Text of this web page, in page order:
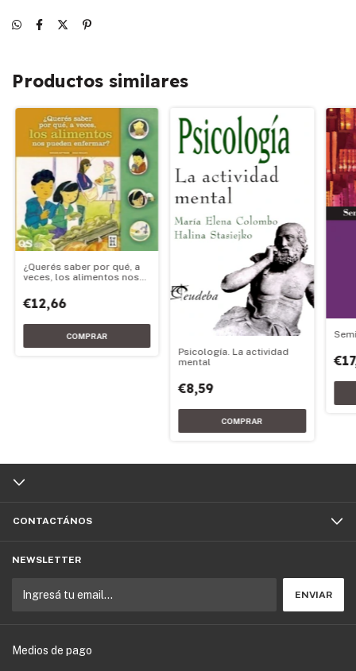
Productos similares
¿Querés saber por qué, a
veces, los alimentos nos
€12,66
Psicología. La actividad
mental
€8,59
CONTACTÁNOS
NEWSLETTER
Medios de pago